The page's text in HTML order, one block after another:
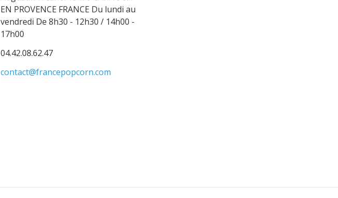
EN PROVENCE FRANCE Du lundi au
vendredi De 8h30 - 12h30 / 14h00 -
17h00
04.42.08.62.47
contact@francepopcorn.com